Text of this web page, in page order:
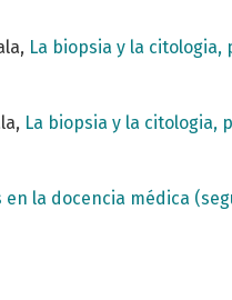
La biopsia y la
La biopsia y la citologia,
en la docencia médica